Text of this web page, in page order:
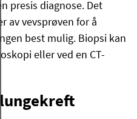
presis diagnose. Det
av vevsprøven for å
best mulig. Biopsi kan
eller ved en CT-